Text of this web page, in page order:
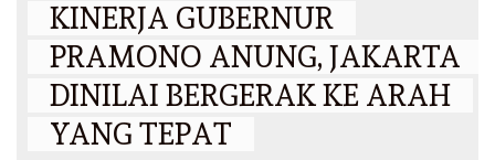
KINERJA GUBERNUR
PRAMONO ANUNG, JAKARTA
DINILAI BERGERAK KE ARAH
YANG TEPAT